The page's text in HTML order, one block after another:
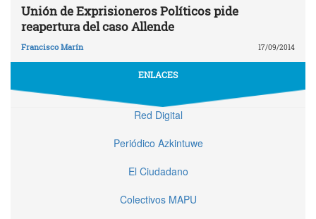
Unión de Exprisioneros Políticos pide
reapertura del caso Allende
Francisco Marín 17/09/2014
ENLACES
Red Digital
Periódico Azkintuwe
El Ciudadano
Colectivos MAPU